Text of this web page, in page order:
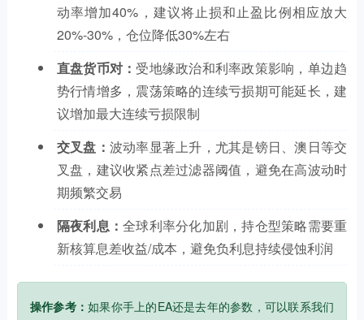
动率增加40%，建议将止损和止盈比例相应放大
20%-30%，仓位降低30%左右
直盘货币对： 受地缘政治和利率政策影响，单边趋
势行情增多，震荡策略的连续亏损期可能延长，建
议增加最大连续亏损限制
交叉盘： 波动率显著上升，尤其是镑日、澳日等交
叉盘，建议收紧点差过滤器阈值，避免在高波动时
期频繁交易
隔夜利息：全球利率分化加剧，持仓型策略需要重
新核算息差收益/成本，避免负利息持续侵蚀利润
操作参考：如果你手上的EA还是去年的参数，可以联系我们